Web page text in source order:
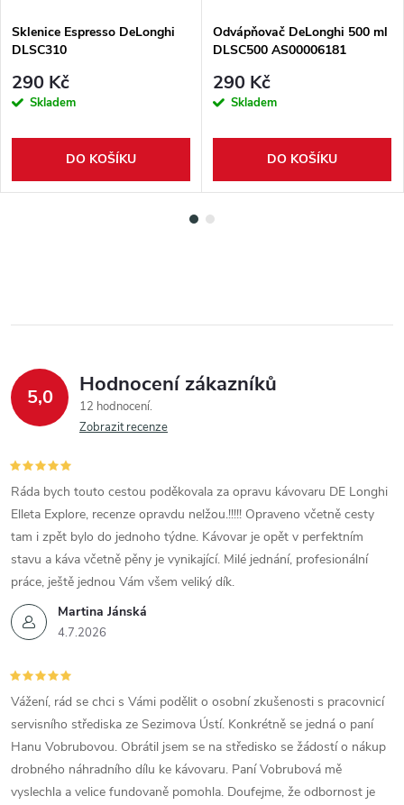
Sklenice Espresso DeLonghi
DLSC310
290 Kč
Skladem
DO KOŠÍKU
Odvápňovač DeLonghi 500 ml
DLSC500 AS00006181
290 Kč
Skladem
DO KOŠÍKU
5,0 Hodnocení zákazníků
12 hodnocení
Zobrazit recenze
Martina Jánská
4.7.2026
Ráda bych touto cestou poděkovala za opravu kávovaru DE Longhi
Elleta Explore, recenze opravdu nelžou.!!!!! Opraveno včetně cesty
tam i zpět bylo do jednoho týdne. Kávovar je opět v perfektním
stavu a káva včetně pěny je vynikající. Milé jednání, profesionální
práce, ještě jednou Vám všem veliký dík.
Vážení, rád se chci s Vámi podělit o osobní zkušenosti s pracovnicí
servisního střediska ze Sezimova Ústí. Konkrétně se jedná o paní
Hanu Vobrubovou. Obrátil jsem se na středisko se žádostí o nákup
drobného náhradního dílu ke kávovaru. Paní Vobrubová mě
vyslechla a velice fundovaně pomohla. Doufejme, že odbornost je